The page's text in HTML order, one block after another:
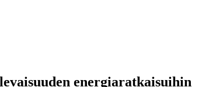
energiaratkaisuihin